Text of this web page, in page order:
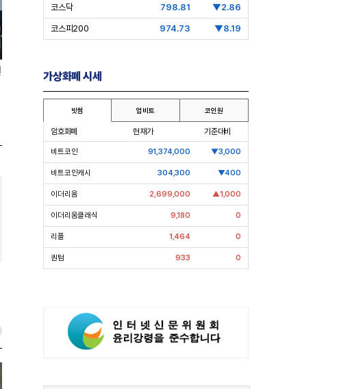
[보스상륙작전-한화 3형제 ② 김동
입사 12년 만에 금융계열 수장 등극
“개별종목 레버리지 투자 지금이라
도 멈춰라”
코스닥 798.81 ▼2.86
코스피200 974.73 ▼8.19
가상화폐 시세
빗썸 업비트 코인원
암호화폐 현재가 기준대비
비트코인 91,374,000 ▼3,000
비트코인캐시 304,300 ▼400
이더리움 2,699,000 ▲1,000
이더리움클래식 9,180 0
리플 1,464 0
퀀텀 933 0